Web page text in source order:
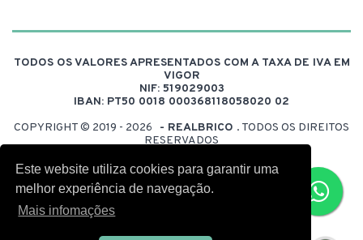
Este website utiliza cookies para garantir uma
melhor experiência de navegação.
Mais infomações
TODOS OS VALORES APRESENTADOS COM A TAXA DE IVA EM
VIGOR
NIF: 519029003
IBAN: PT50 0018 000368118058020 02
COPYRIGHT © 2019 - 2026 - REALBRICO . TODOS OS DIREITOS
RESERVADOS